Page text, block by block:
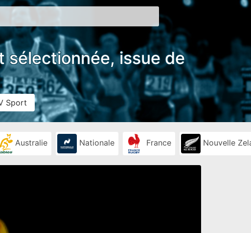
sélectionnée, issue de
Sport
Australie Nationale France Nouvelle